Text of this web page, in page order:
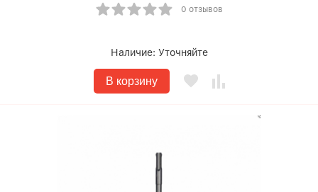
0 отзывов
Наличие: Уточняйте
В корзину